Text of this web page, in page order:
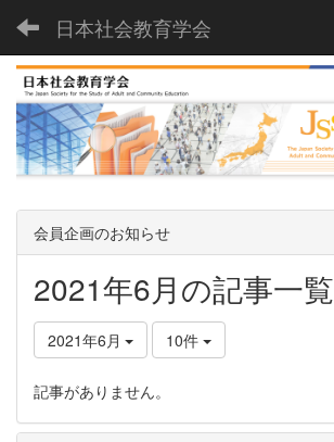
日本社会教育学会
会員企画のお知らせ
2021年6月の記事一覧
2021年6月 10件
記事がありません。